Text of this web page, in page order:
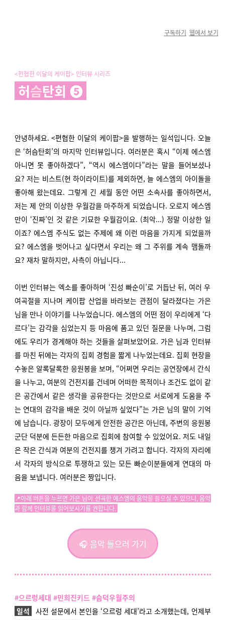
구독하기 웹에서 보기
<편협한 이달의 케이팝> 인터뷰 시리즈
허슴탄회 ➎
안녕하세요. <편협한 이달의 케이팝>을 발행하는 일석입니다. 오늘
은 ‘허슴탄회’의 마지막 인터뷰입니다. 여러분은 혹시 “이제 에스엠
아니면 못 좋아하겠다”, “역시 에스엠이다”라는 말을 들어보셨나
요? 저는 비스트(현 하이라이트)를 제외하면, 늘 에스엠의 아이돌을
좋아해 왔는데요. 그렇게 긴 세월 동안 어떤 소속사를 좋아하면서,
저는 제 안의 이상한 우월감을 마주하게 되었습니다. 오로지 에스엠
만이 ‘진짜’인 것 같은 기묘한 우월감이요. (최악...) 정말 이상한 일
이죠? 에스엠 주식도 없는 주제에 왜 이런 마음을 가지게 되었을까
요? 에스엠을 벗어나고 싶다면서 우리는 왜 그 주위를 계속 맴돌까
요? 재차 말하지만, 사측이 아닙니다...
이번 인터뷰는 엑소를 좋아하며 ‘진성 빠순이’로 거듭난 뒤, 여러 우
여곡절을 지나며 케이팝 산업을 바라보는 관점이 달라졌다는 가은
님을 만나 이야기를 나누었습니다. 에스엠의 어떤 점이 우리에게 ‘다
르다’는 감각을 심었는지 등 마음에 품고 있던 질문을 나누며, 그럼
에도 우리가 경계해야 하는 것들을 살펴보았어요. 가은 님과 인터뷰
를 마친 뒤에는 각자의 집회 경험을 짧게 나누었는데요. 집회 현장을
수놓은 알록달록한 응원봉을 보며, “어쩌면 우리는 공연장에서 간식
을 나누고, 여분의 건전지를 건네며 어떠한 목적이나 조건도 없이 같
은 공간에서 같은 생각을 공유한다는 것만으로 서로에게 도움을 주
는 연대의 감각을 배운 것이 아닐까 싶었다”는 가은 님의 말이 기억
에 남습니다. 광장이 모두에게 안전한 공간은 아닌데, 주변의 응원봉
군단 덕분에 든든한 마음으로 집회에 참여할 수 있었어요. 저도 내일
은 작은 간식과 여분의 건전지를 챙겨 가려고 합니다. 각자의 자리에
서 각자의 방식으로 투쟁하고 있는 모든 빠순이분들에게 연대의 마
음을 보냅니다. 여러분은 짱입니다.
📍아래 버튼을 누르면 가은 님이 선곡한 에스엠의 음악을 들으실 수 있으니, 음악
과 함께 인터뷰를 읽어보시기를 권합니다.
🎧 음악 들으러 가기
#으르렁세대 #민희진키드 #슴덕우월주의
일석
사전 설문에서 본인을 ‘으르렁 세대’라고 소개했는데, 언제부